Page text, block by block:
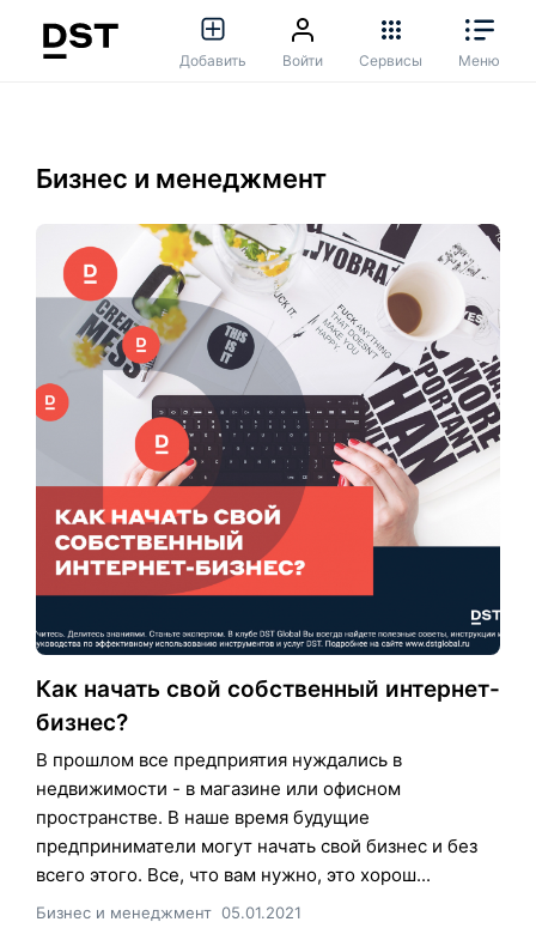
Добавить Войти Сервисы Меню
Бизнес и менеджмент
Как начать свой собственный интернет-
бизнес?
В прошлом все предприятия нуждались в
недвижимости - в магазине или офисном
пространстве. В наше время будущие
предприниматели могут начать свой бизнес и без
всего этого. Все, что вам нужно, это хорош...
Бизнес и менеджмент 05.01.2021